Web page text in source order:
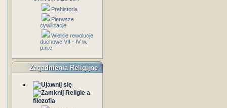
Prehistoria
Pierwsze
cywilizacje
Wielkie rewolucje
duchowe VII - IV w.
p.n.e
Zagadnienia Religijne
Religie a
filozofia